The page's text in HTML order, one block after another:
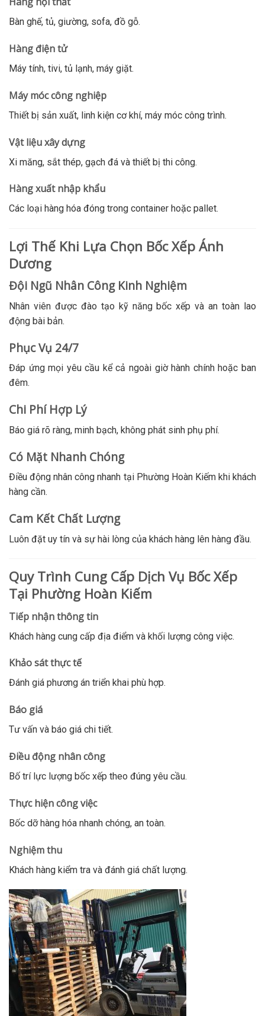
Bàn ghế, tủ, giường, sofa, đồ gỗ.
Hàng điện tử
Máy tính, tivi, tủ lạnh, máy giặt.
Máy móc công nghiệp
Thiết bị sản xuất, linh kiện cơ khí, máy móc công trình.
Vật liệu xây dựng
Xi măng, sắt thép, gạch đá và thiết bị thi công.
Hàng xuất nhập khẩu
Các loại hàng hóa đóng trong container hoặc pallet.
Lợi Thế Khi Lựa Chọn Bốc Xếp Ánh
Dương
Đội Ngũ Nhân Công Kinh Nghiệm
Nhân viên được đào tạo kỹ năng bốc xếp và an toàn lao
động bài bản.
Phục Vụ 24/7
Đáp ứng mọi yêu cầu kể cả ngoài giờ hành chính hoặc ban
đêm.
Chi Phí Hợp Lý
Báo giá rõ ràng, minh bạch, không phát sinh phụ phí.
Có Mặt Nhanh Chóng
Điều động nhân công nhanh tại Phường Hoàn Kiếm khi khách
hàng cần.
Cam Kết Chất Lượng
Luôn đặt uy tín và sự hài lòng của khách hàng lên hàng đầu.
Quy Trình Cung Cấp Dịch Vụ Bốc Xếp
Tại Phường Hoàn Kiếm
Tiếp nhận thông tin
Khách hàng cung cấp địa điểm và khối lượng công việc.
Khảo sát thực tế
Đánh giá phương án triển khai phù hợp.
Báo giá
Tư vấn và báo giá chi tiết.
Điều động nhân công
Bố trí lực lượng bốc xếp theo đúng yêu cầu.
Thực hiện công việc
Bốc dỡ hàng hóa nhanh chóng, an toàn.
Nghiệm thu
Khách hàng kiểm tra và đánh giá chất lượng.